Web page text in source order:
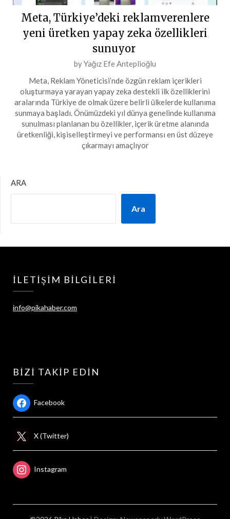
Meta, Türkiye’deki reklamverenlere
yeni üretken yapay zeka özellikleri
sunuyor
Posted
on
4
Ekim
2023
byYağız Efe Anteplioğlu
Meta, Reklam Yöneticisi’nde özgün reklam içerikleri
oluşturmaya yarayan yapay zeka destekli ilk özelliklerini
aralarında Türkiye de olmak üzere belirli ülkelerde kullanıma
sunmaya başladı. Önümüzdeki yıl dünya genelinde kullanıma
sunulması planlanan bu özellikler, içerik üretme alanında
üretkenliği, kişiselleştirmeyi ve performansı en üst düzeye
çıkarmayı amaçlıyor
ARA
Ara
İLETIŞIM BILGILERI
info@pikahaber.com
BIZI TAKIP EDIN
Facebook
X (Twitter)
Instagram